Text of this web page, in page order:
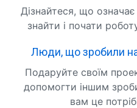
Дізнайтеся, що
знайти і почати
Люди, що зробили
Подаруйте своїм
допомогти іншим
вам це